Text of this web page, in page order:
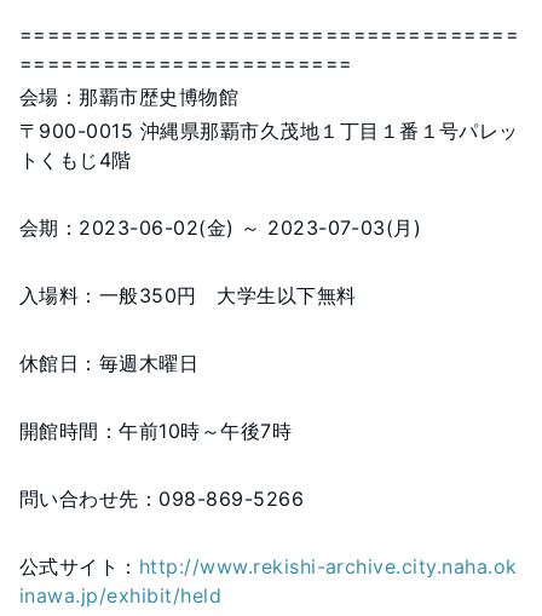
====================================
========================
会場：那覇市歴史博物館
〒900-0015 沖縄県那覇市久茂地１丁目１番１号パレッ
トくもじ4階
会期：2023-06-02(金) ～ 2023-07-03(月)
入場料：一般350円 大学生以下無料
休館日：毎週木曜日
開館時間：午前10時～午後7時
問い合わせ先：098-869-5266
公式サイト： http://www.rekishi-archive.city.naha.ok
inawa.jp/exhibit/held